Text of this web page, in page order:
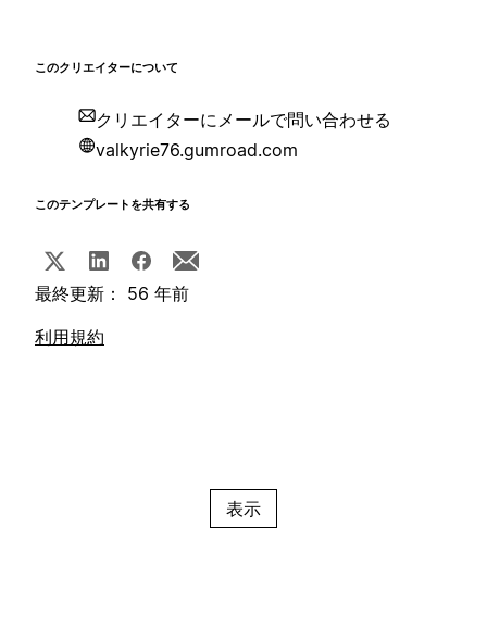
このクリエイターについて
クリエイターにメールで問い合わせる
valkyrie76.gumroad.com
このテンプレートを共有する
最終更新： 56 年前
利用規約
表示